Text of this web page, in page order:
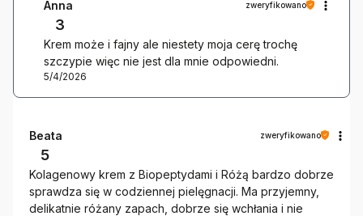
Anna zweryfikowano
3
Krem może i fajny ale niestety moja cerę trochę
szczypie więc nie jest dla mnie odpowiedni.
5/4/2026
Beata zweryfikowano
5
Kolagenowy krem z Biopeptydami i Różą bardzo dobrze
sprawdza się w codziennej pielęgnacji. Ma przyjemny,
delikatnie różany zapach, dobrze się wchłania i nie